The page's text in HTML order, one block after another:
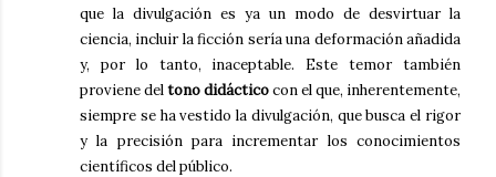
que la divulgación es ya un modo de desvirtuar la
ciencia, incluir la ficción sería una deformación añadida
y, por lo tanto, inaceptable. Este temor también
proviene deltono didácticocon el que, inherentemente,
siempre se ha vestido la divulgación, que busca el rigor
y la precisión para incrementar los conocimientos
científicos del público.